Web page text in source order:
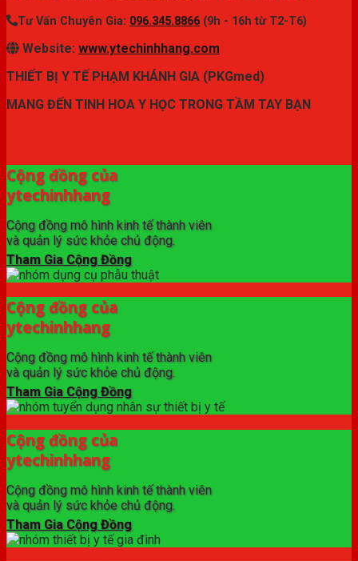
Tư Vấn Chuyên Gia: 096.345.8866 (9h - 16h từ T2-T6)
Website: www.ytechinhhang.com
THIẾT BỊ Y TẾ PHẠM KHÁNH GIA (PKGmed)
MANG ĐẾN TINH HOA Y HỌC TRONG TẦM TAY BẠN
Cộng đồng của
ytechinhhang
Cộng đồng mô hình kinh tế thành viên
và quản lý sức khỏe chủ động.
Tham Gia Cộng Đồng
Cộng đồng của
ytechinhhang
Cộng đồng mô hình kinh tế thành viên
và quản lý sức khỏe chủ động.
Tham Gia Cộng Đồng
Cộng đồng của
ytechinhhang
Cộng đồng mô hình kinh tế thành viên
và quản lý sức khỏe chủ động.
Tham Gia Cộng Đồng